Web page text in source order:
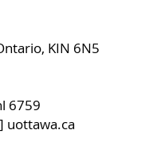
KIN 6N5
6759
uottawa.ca